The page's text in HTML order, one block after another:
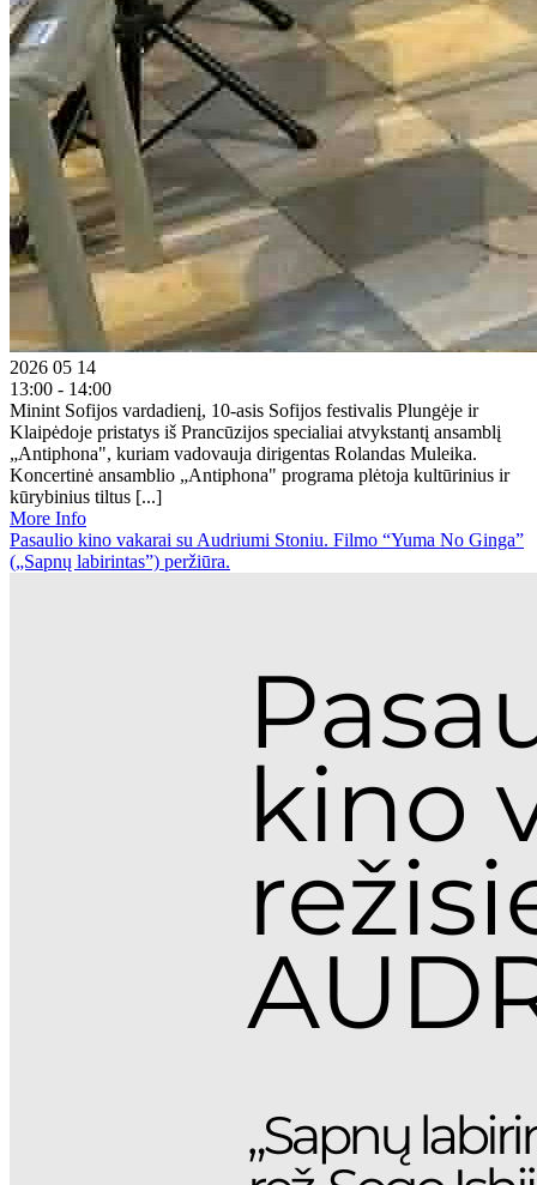
2026 05 14
13:00 - 14:00
Minint Sofijos vardadienį, 10-asis Sofijos festivalis Plungėje ir
Klaipėdoje pristatys iš Prancūzijos specialiai atvykstantį ansamblį
„Antiphona", kuriam vadovauja dirigentas Rolandas Muleika.
Koncertinė ansamblio „Antiphona" programa plėtoja kultūrinius ir
kūrybinius tiltus [...]
More Info
Pasaulio kino vakarai su Audriumi Stoniu. Filmo “Yuma No Ginga”
(„Sapnų labirintas”) peržiūra.